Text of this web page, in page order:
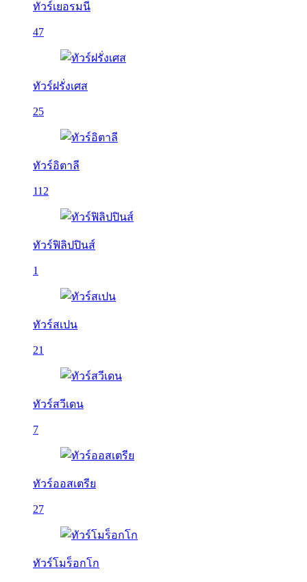
ทัวร์เยอรมนี
47
ทัวร์ฝรั่งเศส
25
ทัวร์อิตาลี
112
ทัวร์ฟิลิปปินส์
1
ทัวร์สเปน
21
ทัวร์สวีเดน
7
ทัวร์ออสเตรีย
27
ทัวร์โมร็อกโก